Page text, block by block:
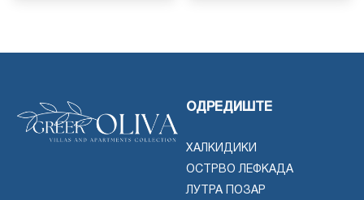
ОДРЕДИШТЕ
ХАЛКИДИКИ
ОСТРВО ЛЕФКАДА
ЛУТРА ПОЗАР